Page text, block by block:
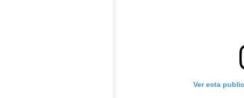
Ver esta